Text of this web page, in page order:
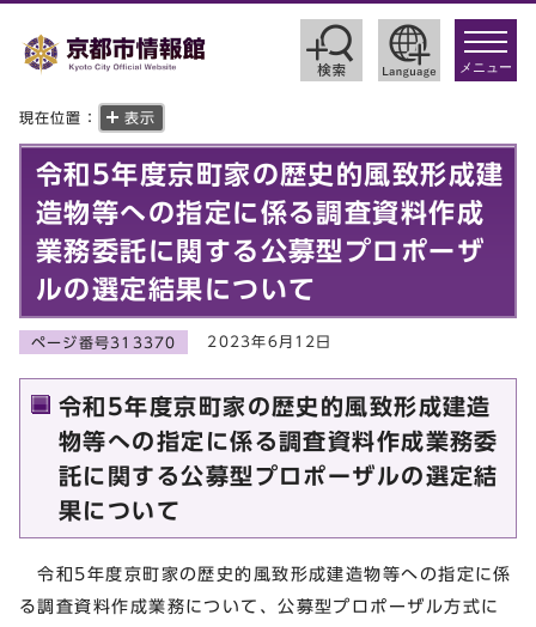
toggle
メニュー
現在位置： 表示
令和5年度京町家の歴史的風致形成建
造物等への指定に係る調査資料作成
業務委託に関する公募型プロポーザ
ルの選定結果について
ページ番号313370 2023年6月12日
令和5年度京町家の歴史的風致形成建造
物等への指定に係る調査資料作成業務委
託に関する公募型プロポーザルの選定結
果について
令和5年度京町家の歴史的風致形成建造物等への指定に係
る調査資料作成業務について、公募型プロポーザル方式に